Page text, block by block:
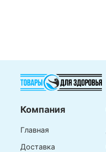
Компания
Главная
Доставка